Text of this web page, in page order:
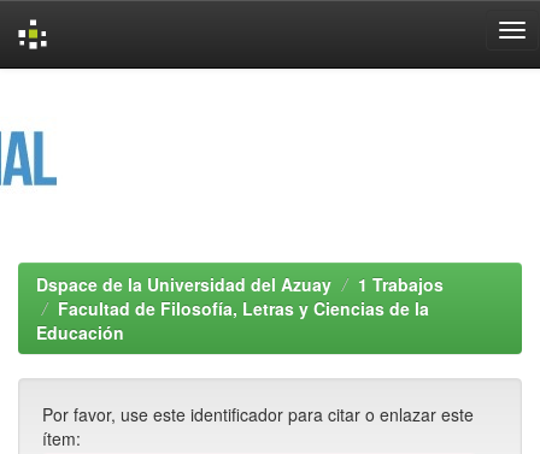
Dspace de la Universidad del Azuay
1 Trabajos
Facultad de Filosofía, Letras y Ciencias de la
Educación
Por favor, use este identificador para citar o enlazar este
ítem: